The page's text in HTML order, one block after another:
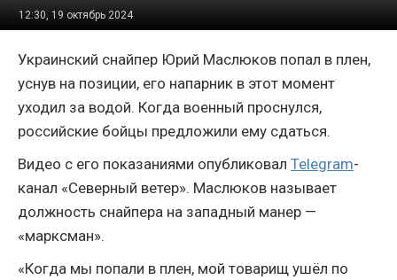
12:30, 19 октябрь 2024
Украинский снайпер Юрий Маслюков попал в плен,
уснув на позиции, его напарник в этот момент
уходил за водой. Когда военный проснулся,
российские бойцы предложили ему сдаться.
Видео с его показаниями опубликовал Telegram-
канал «Северный ветер». Маслюков называет
должность снайпера на западный манер —
«марксман».
«Когда мы попали в плен, мой товарищ ушёл по